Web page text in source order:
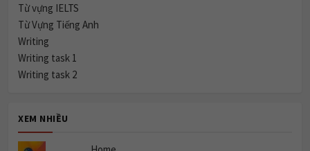
Từ vựng IELTS
Từ Vựng Tiếng Anh
Writing
Writing task 1
Writing task 2
XEM NHIỀU